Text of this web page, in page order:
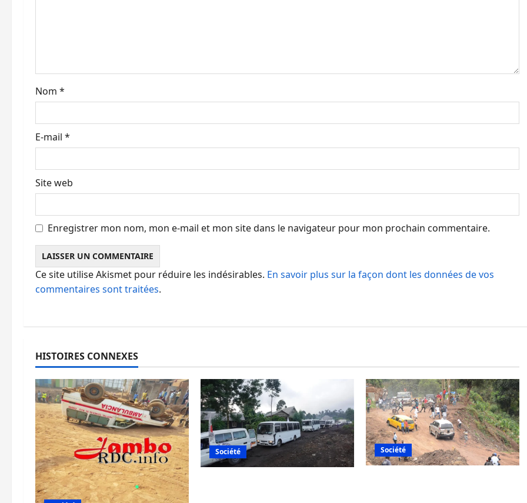
a
r
t
i
c
l
e
Nom *
E-mail *
Site web
Enregistrer mon nom, mon e-mail et mon site dans le navigateur pour mon prochain commentaire.
Ce site utilise Akismet pour réduire les indésirables. En savoir plus sur la façon dont les données de vos
commentaires sont traitées.
HISTOIRES CONNEXES
Société Société